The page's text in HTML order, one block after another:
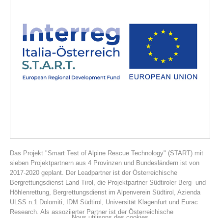
Das Projekt "Smart Test of Alpine Rescue Technology" (START) mit
sieben Projektpartnern aus 4 Provinzen und Bundesländern ist von
2017-2020 geplant. Der Leadpartner ist der Österreichische
Bergrettungsdienst Land Tirol, die Projektpartner Südtiroler Berg- und
Höhlenrettung, Bergrettungsdienst im Alpenverein Südtirol, Azienda
ULSS n.1 Dolomiti, IDM Südtirol, Universität Klagenfurt und Eurac
Research. Als assoziierter Partner ist der Österreichische